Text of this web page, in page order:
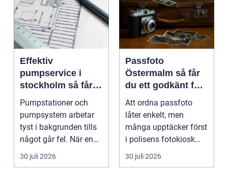
Effektiv
pumpservice i
stockholm så får
du driftsäkra
anläggningar året
runt
Pumpstationer och
pumpsystem arbetar
tyst i bakgrunden tills
något går fel. När en
pump stannar hand...
30 juli 2026
Passfoto
Östermalm så får
du ett godkänt foto
utan stress
Att ordna passfoto
låter enkelt, men
många upptäcker först
i polisens fotokiosk
eller hos fotografen...
30 juli 2026